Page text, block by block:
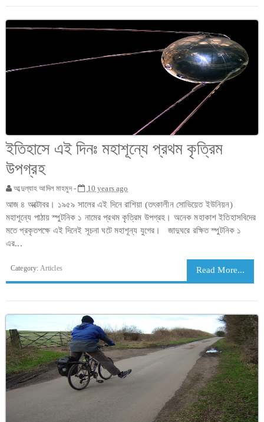
ইতিহাসে এই দিনঃ মহাশূন্যে প্রথম কৃত্রিম
উপগ্রহ
আব্দুল্যাহ আদিল মাহমুদ - 10 years ago
আজ ৪ অক্টোবর। ১৯৫৯ সালের এই দিনে রাশিয়া (তৎকালীন সোভিয়েত ইউনিয়ন)
মহাশূন্যে পাঠায় স্পুটনিক ১ নামের প্রথম কৃত্রিম উপগ্রহ। অনেক মহাকাশ ইতিহাসবিদের
মতে প্রকৃতপক্ষে এই দিনেই সূচনা ঘটে মহাশূন্য যুগের। জাদুঘরে রক্ষিত স্পুটনিক ১
এর...
Category: Articles Read More...